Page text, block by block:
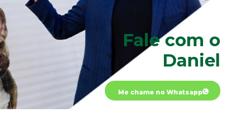
Fale com o
Daniel
Me chame no Whatsapp